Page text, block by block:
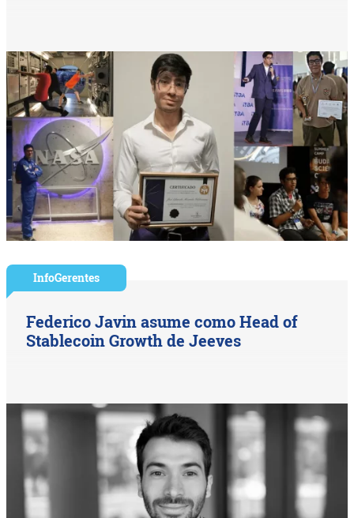
InfoGerentes
Federico Javin asume como Head of
Stablecoin Growth de Jeeves